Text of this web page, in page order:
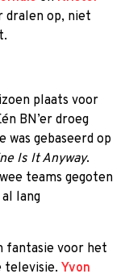
dralen op, niet
plaats voor
BN’er droeg
gebaseerd op
Is It Anyway.
teams gegoten
lang
fantasie voor het
televisie. Yvon